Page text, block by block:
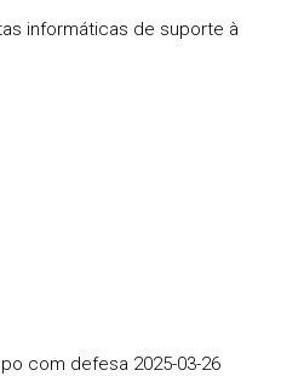
informáticas de suporte à
com defesa 2025-03-26